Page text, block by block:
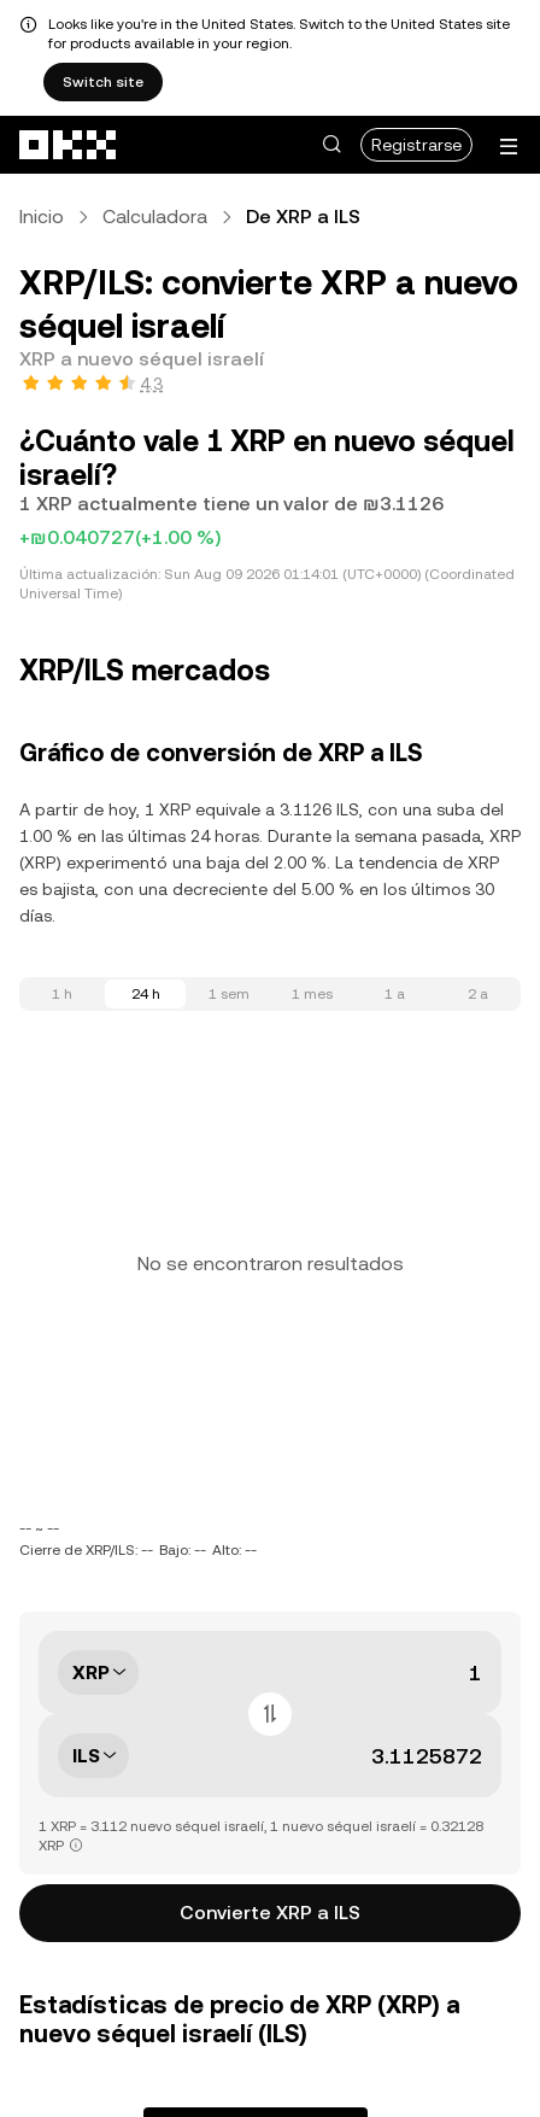
Looks like you're in the United States. Switch to the United States site
for products available in your region.
Switch site
Registrarse
Inicio Calculadora De XRP a ILS
XRP/ILS: convierte XRP a nuevo
séquel israelí
XRP a nuevo séquel israelí
4.3
¿Cuánto vale 1 XRP en nuevo séquel
israelí?
1 XRP actualmente tiene un valor de ₪3.1126
+₪0.040727(+1.00 %)
Última actualización: Sun Aug 09 2026 01:14:01 (UTC+0000) (Coordinated
Universal Time)
XRP/ILS mercados
Gráfico de conversión de XRP a ILS
A partir de hoy, 1 XRP equivale a 3.1126 ILS, con una suba del
1.00 % en las últimas 24 horas. Durante la semana pasada, XRP
(XRP) experimentó una baja del 2.00 %. La tendencia de XRP
es bajista, con una decreciente del 5.00 % en los últimos 30
días.
1 h 24 h 1 sem 1 mes 1 a 2 a
No se encontraron resultados
-- ~ --
Cierre de XRP/ILS: -- Bajo: -- Alto: --
XRP
ILS
1 XRP = 3.112 nuevo séquel israelí, 1 nuevo séquel israelí = 0.32128
XRP
Convierte XRP a ILS
Estadísticas de precio de XRP (XRP) a
nuevo séquel israelí (ILS)